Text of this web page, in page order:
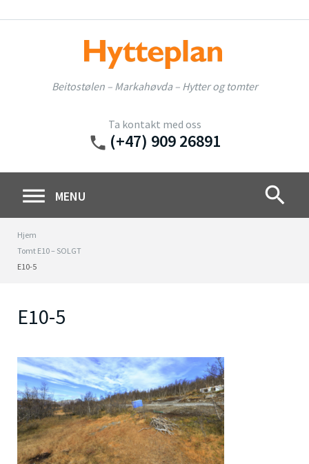
to
Beitostølen – Markahøvda – Hytter og tomter
Ta kontakt med oss
phone (+47) 909 26891
MENU search
Hjem
Tomt E10 – SOLGT
E10-5
E10-5